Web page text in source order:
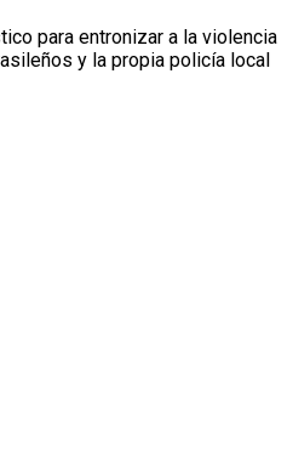
para entronizar a la violencia
y la propia policía local